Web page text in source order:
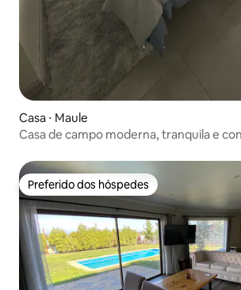
Casa ⋅ Maule
Casa de campo moderna, tranquila e
Preferido dos hóspedes
Preferido dos hóspedes